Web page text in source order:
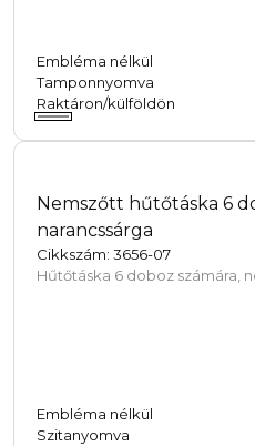
Embléma nélkül
Tamponnyomva
Raktáron/külföldön
Nemszőtt hűtőtáska 6
narancssárga
Cikkszám: 3656-07
Hűtőtáska 6 doboz számára,
Embléma nélkül
Szitanyomva